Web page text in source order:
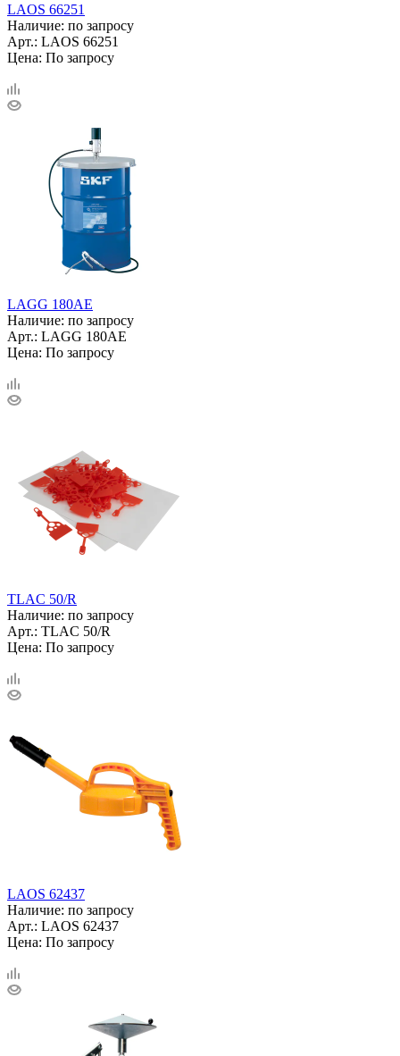
LAOS 66251
Наличие: по запросу
Арт.: LAOS 66251
Цена: По запросу
LAGG 180AE
Наличие: по запросу
Арт.: LAGG 180AE
Цена: По запросу
TLAC 50/R
Наличие: по запросу
Арт.: TLAC 50/R
Цена: По запросу
LAOS 62437
Наличие: по запросу
Арт.: LAOS 62437
Цена: По запросу